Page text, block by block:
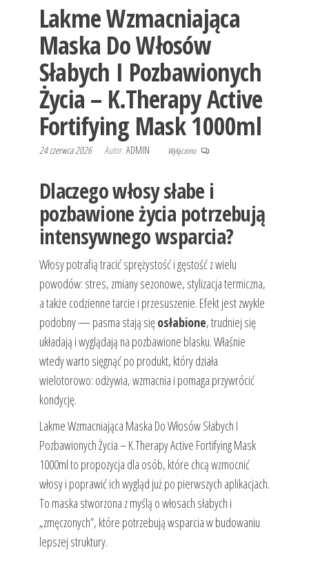
Lakme Wzmacniająca
Maska ​​Do Włosów
Słabych I Pozbawionych
Życia – K.Therapy Active
Fortifying Mask 1000ml
24 czerwca 2026 Autor ADMIN Wyłączono
Dlaczego włosy słabe i
pozbawione życia potrzebują
intensywnego wsparcia?
Włosy potrafią tracić sprężystość i gęstość z wielu
powodów: stres, zmiany sezonowe, stylizacja termiczna,
a także codzienne tarcie i przesuszenie. Efekt jest zwykle
podobny — pasma stają sięosłabione, trudniej się
układają i wyglądają na pozbawione blasku. Właśnie
wtedy warto sięgnąć po produkt, który działa
wielotorowo: odżywia, wzmacnia i pomaga przywrócić
kondycję.
Lakme Wzmacniająca Maska ​​Do Włosów Słabych I
Pozbawionych Życia – K.Therapy Active Fortifying Mask
1000ml to propozycja dla osób, które chcą wzmocnić
włosy i poprawić ich wygląd już po pierwszych aplikacjach.
To maska stworzona z myślą o włosach słabych i
„zmęczonych”, które potrzebują wsparcia w budowaniu
lepszej struktury.